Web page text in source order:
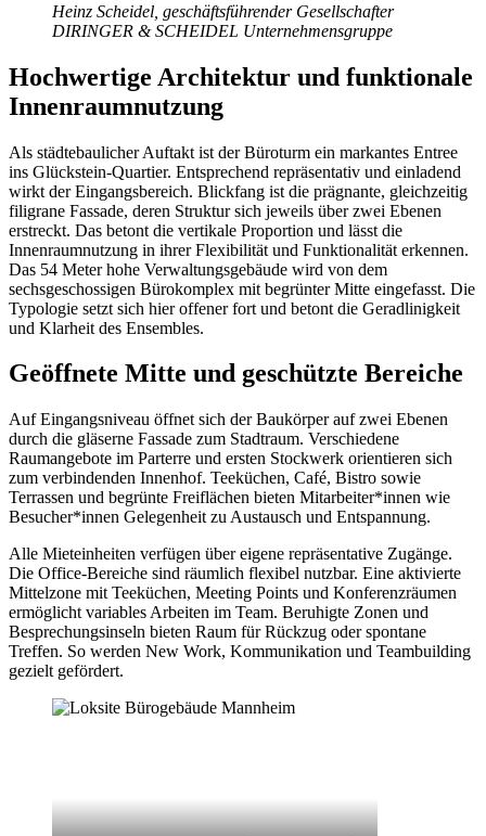
Heinz Scheidel, geschäftsführender Gesellschafter
DIRINGER & SCHEIDEL Unternehmensgruppe
Hochwertige Architektur und funktionale
Innenraumnutzung
Als städtebaulicher Auftakt ist der Büroturm ein markantes Entree
ins Glückstein-Quartier. Entsprechend repräsentativ und einladend
wirkt der Eingangsbereich. Blickfang ist die prägnante, gleichzeitig
filigrane Fassade, deren Struktur sich jeweils über zwei Ebenen
erstreckt. Das betont die vertikale Proportion und lässt die
Innenraumnutzung in ihrer Flexibilität und Funktionalität erkennen.
Das 54 Meter hohe Verwaltungsgebäude wird von dem
sechsgeschossigen Bürokomplex mit begrünter Mitte eingefasst. Die
Typologie setzt sich hier offener fort und betont die Geradlinigkeit
und Klarheit des Ensembles.
Geöffnete Mitte und geschützte Bereiche
Auf Eingangsniveau öffnet sich der Baukörper auf zwei Ebenen
durch die gläserne Fassade zum Stadtraum. Verschiedene
Raumangebote im Parterre und ersten Stockwerk orientieren sich
zum verbindenden Innenhof. Teeküchen, Café, Bistro sowie
Terrassen und begrünte Freiflächen bieten Mitarbeiter*innen wie
Besucher*innen Gelegenheit zu Austausch und Entspannung.
Alle Mieteinheiten verfügen über eigene repräsentative Zugänge.
Die Office-Bereiche sind räumlich flexibel nutzbar. Eine aktivierte
Mittelzone mit Teeküchen, Meeting Points und Konferenzräumen
ermöglicht variables Arbeiten im Team. Beruhigte Zonen und
Besprechungsinseln bieten Raum für Rückzug oder spontane
Treffen. So werden New Work, Kommunikation und Teambuilding
gezielt gefördert.